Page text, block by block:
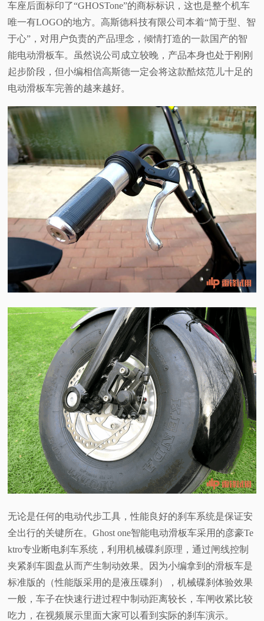
车座后面标印了“GHOSTone”的商标标识，这也是整个机车
唯一有LOGO的地方。高斯德科技有限公司本着“简于型、智
于心”，对用户负责的产品理念，倾情打造的一款国产的智
能电动滑板车。虽然说公司成立较晚，产品本身也处于刚刚
起步阶段，但小编相信高斯德一定会将这款酷炫范儿十足的
电动滑板车完善的越来越好。
无论是任何的电动代步工具，性能良好的刹车系统是保证安
全出行的关键所在。Ghost one智能电动滑板车采用的彦豪Te
ktro专业断电刹车系统，利用机械碟刹原理，通过闸线控制
夹紧刹车圆盘从而产生制动效果。因为小编拿到的滑板车是
标准版的（性能版采用的是液压碟刹），机械碟刹体验效果
一般，车子在快速行进过程中制动距离较长，车闸收紧比较
吃力，在视频展示里面大家可以看到实际的刹车演示。